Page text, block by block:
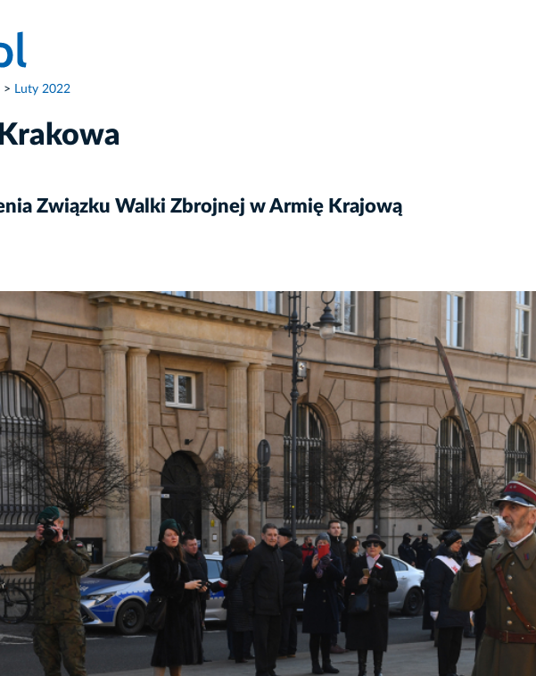
Luty 2022
Związku Walki Zbrojnej w Armię Krajową